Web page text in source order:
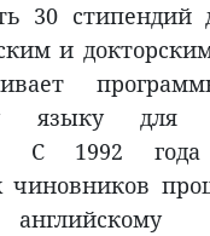
30 стипендий
и
языку для
С 1992
чиновников